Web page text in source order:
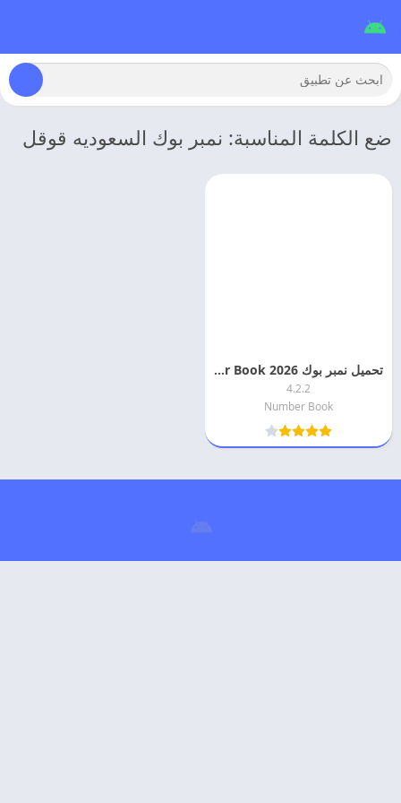
ضع الكلمة المناسبة: نمبر بوك السعوديه قوقل
تحميل نمبر بوك 2026 Number Book مهكر كاشف الارقام مجانا
4.2.2
Number Book